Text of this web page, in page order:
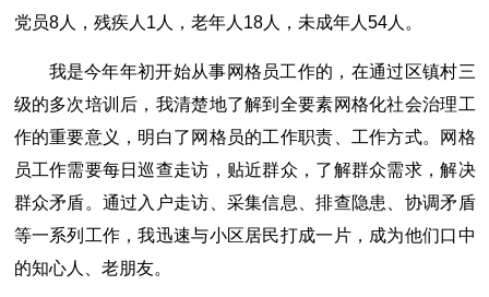
党员8人，残疾人1人，老年人18人，未成年人54人。
我是今年年初开始从事网格员工作的，在通过区镇村三
级的多次培训后，我清楚地了解到全要素网格化社会治理工
作的重要意义，明白了网格员的工作职责、工作方式。网格
员工作需要每日巡查走访，贴近群众，了解群众需求，解决
群众矛盾。通过入户走访、采集信息、排查隐患、协调矛盾
等一系列工作，我迅速与小区居民打成一片，成为他们口中
的知心人、老朋友。